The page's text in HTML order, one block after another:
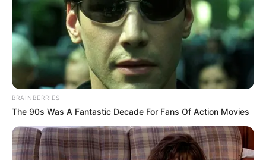
BRAINBERRIES
The 90s Was A Fantastic Decade For Fans Of Action Movies